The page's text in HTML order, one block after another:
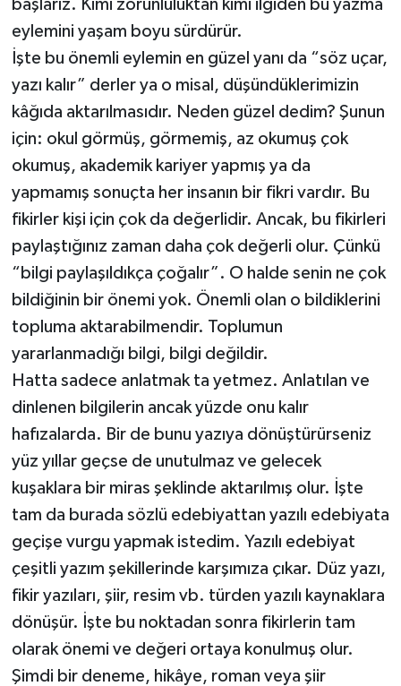
başlarız. Kimi zorunluluktan kimi ilgiden bu yazma
eylemini yaşam boyu sürdürür.
İşte bu önemli eylemin en güzel yanı da “söz uçar,
yazı kalır” derler ya o misal, düşündüklerimizin
kâğıda aktarılmasıdır. Neden güzel dedim? Şunun
için: okul görmüş, görmemiş, az okumuş çok
okumuş, akademik kariyer yapmış ya da
yapmamış sonuçta her insanın bir fikri vardır. Bu
fikirler kişi için çok da değerlidir. Ancak, bu fikirleri
paylaştığınız zaman daha çok değerli olur. Çünkü
“bilgi paylaşıldıkça çoğalır”. O halde senin ne çok
bildiğinin bir önemi yok. Önemli olan o bildiklerini
topluma aktarabilmendir. Toplumun
yararlanmadığı bilgi, bilgi değildir.
Hatta sadece anlatmak ta yetmez. Anlatılan ve
dinlenen bilgilerin ancak yüzde onu kalır
hafızalarda. Bir de bunu yazıya dönüştürürseniz
yüz yıllar geçse de unutulmaz ve gelecek
kuşaklara bir miras şeklinde aktarılmış olur. İşte
tam da burada sözlü edebiyattan yazılı edebiyata
geçişe vurgu yapmak istedim. Yazılı edebiyat
çeşitli yazım şekillerinde karşımıza çıkar. Düz yazı,
fikir yazıları, şiir, resim vb. türden yazılı kaynaklara
dönüşür. İşte bu noktadan sonra fikirlerin tam
olarak önemi ve değeri ortaya konulmuş olur.
Şimdi bir deneme, hikâye, roman veya şiir